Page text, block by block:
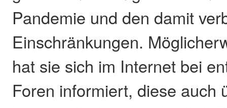
Pandemie und den damit
Einschränkungen.
hat sie sich im Internet bei
Foren informiert, diese auch